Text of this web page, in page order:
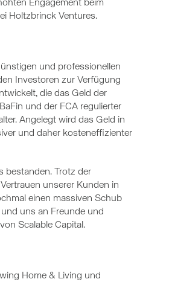
Engagement beim
Holtzbrinck Ventures.
und professionellen
Investoren zur Verfügung
die das Geld der
und der FCA regulierter
Angelegt wird das Geld in
und daher kosteneffizienter
bestanden. Trotz der
unserer Kunden in
einen massiven Schub
uns an Freunde und
Scalable Capital.
Home & Living und